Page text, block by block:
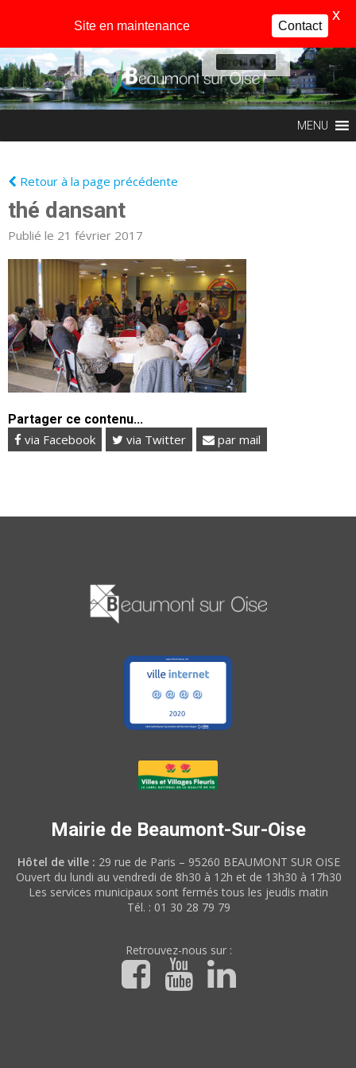
Profil
MENU
Retour à la page précédente
thé dansant
Publié le 21 février 2017
Partager ce contenu...
via Facebook via Twitter par mail
Mairie de Beaumont-Sur-Oise
Hôtel de ville : 29 rue de Paris – 95260 BEAUMONT SUR OISE
Ouvert du lundi au vendredi de 8h30 à 12h et de 13h30 à 17h30
Les services municipaux sont fermés tous les jeudis matin
Tél. : 01 30 28 79 79
Retrouvez-nous sur :
Site en maintenance Contact
X